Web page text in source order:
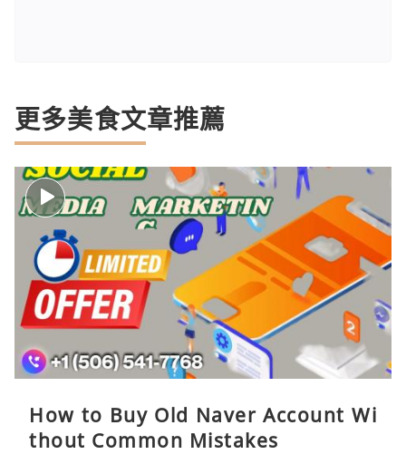
更多美食文章推薦
How to Buy Old Naver Account Wi
thout Common Mistakes